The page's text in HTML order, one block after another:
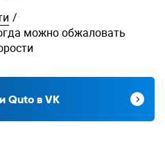
/
можно обжаловать
Quto в VK